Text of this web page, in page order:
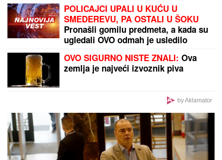
praćka u 52. godini: Otkopčala košulju i pokazala
zašto važi za jednu od najzgodnijih (Foto)
by Aklamator
PREPORUKA ZA VAS